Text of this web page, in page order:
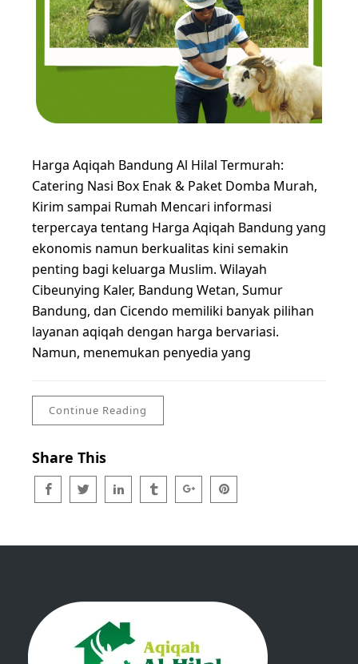
Harga Aqiqah Bandung Al Hilal Termurah:
Catering Nasi Box Enak & Paket Domba Murah,
Kirim sampai Rumah Mencari informasi
terpercaya tentang Harga Aqiqah Bandung yang
ekonomis namun berkualitas kini semakin
penting bagi keluarga Muslim. Wilayah
Cibeunying Kaler, Bandung Wetan, Sumur
Bandung, dan Cicendo memiliki banyak pilihan
layanan aqiqah dengan harga bervariasi.
Namun, menemukan penyedia yang
Continue Reading
Share This